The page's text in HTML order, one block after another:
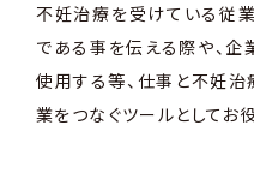
不妊治療を受けている従
である事を伝える際や、
使用する等、仕事と不妊
業をつなぐツールとしてお